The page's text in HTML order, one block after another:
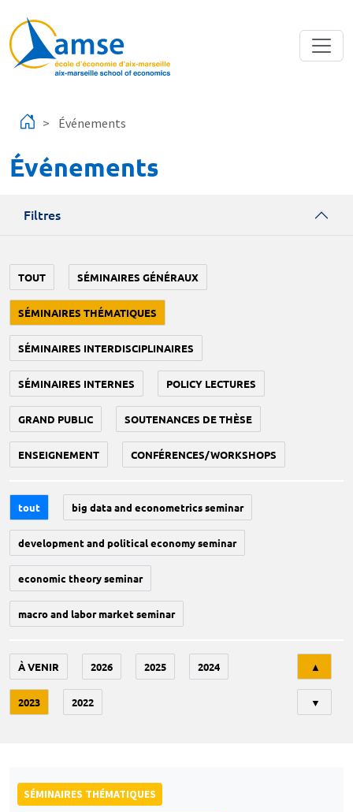
Événements
Événements
Filtres
TOUT SÉMINAIRES GÉNÉRAUX
SÉMINAIRES THÉMATIQUES
SÉMINAIRES INTERDISCIPLINAIRES
SÉMINAIRES INTERNES POLICY LECTURES
GRAND PUBLIC SOUTENANCES DE THÈSE
ENSEIGNEMENT CONFÉRENCES/WORKSHOPS
tout big data and econometrics seminar
development and political economy seminar
economic theory seminar
macro and labor market seminar
À VENIR 2026 2025 2024
2023 2022
▲
▼
SÉMINAIRES THÉMATIQUES